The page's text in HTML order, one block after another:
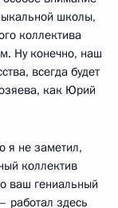
школы,
коллектива
Ну конечно, наш
всегда будет
как Юрий
я не заметил,
коллектив
ваш гениальный
работал здесь